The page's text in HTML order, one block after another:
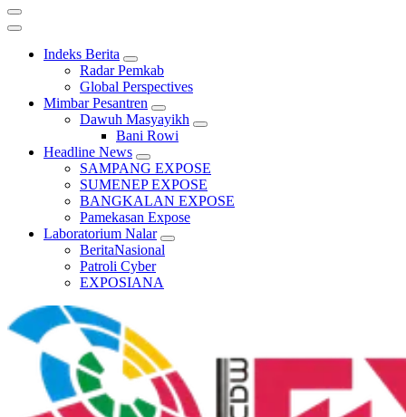
Indeks Berita
Radar Pemkab
Global Perspectives
Mimbar Pesantren
Dawuh Masyayikh
Bani Rowi
Headline News
SAMPANG EXPOSE
SUMENEP EXPOSE
BANGKALAN EXPOSE
Pamekasan Expose
Laboratorium Nalar
BeritaNasional
Patroli Cyber
EXPOSIANA